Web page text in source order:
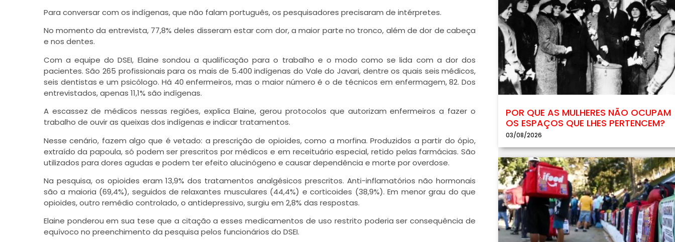
Para conversar com os indígenas, que não falam português, os pesquisadores precisaram de intérpretes.
No momento da entrevista, 77,8% deles disseram estar com dor, a maior parte no tronco, além de dor de cabeça
e nos dentes.
Com a equipe do DSEI, Elaine sondou a qualificação para o trabalho e o modo como se lida com a dor dos
pacientes. São 265 profissionais para os mais de 5.400 indígenas do Vale do Javari, dentre os quais seis médicos,
seis dentistas e um psicólogo. Há 40 enfermeiros, mas o maior número é o de técnicos em enfermagem, 82. Dos
entrevistados, apenas 11,1% são indígenas.
A escassez de médicos nessas regiões, explica Elaine, gerou protocolos que autorizam enfermeiros a fazer o
trabalho de ouvir as queixas dos indígenas e indicar tratamentos.
Nesse cenário, fazem algo que é vetado: a prescrição de opioides, como a morfina. Produzidos a partir do ópio,
extraído da papoula, só podem ser prescritos por médicos e em receituário especial, retido pelas farmácias. São
utilizados para dores agudas e podem ter efeito alucinógeno e causar dependência e morte por overdose.
Na pesquisa, os opioides eram 13,9% dos tratamentos analgésicos prescritos. Anti-inflamatórios não hormonais
são a maioria (69,4%), seguidos de relaxantes musculares (44,4%) e corticoides (38,9%). Em menor grau do que
opioides, outro remédio controlado, o antidepressivo, surgiu em 2,8% das respostas.
Elaine ponderou em sua tese que a citação a esses medicamentos de uso restrito poderia ser consequência de
equívoco no preenchimento da pesquisa pelos funcionários do DSEI.
POR QUE AS MULHERES NÃO OCUPAM
OS ESPAÇOS QUE LHES PERTENCEM?
03/08/2026